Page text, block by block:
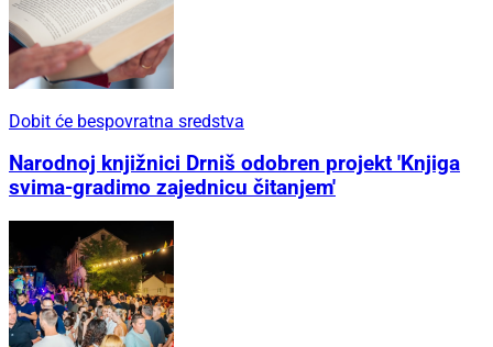
Dobit će bespovratna sredstva
Narodnoj knjižnici Drniš odobren projekt 'Knjiga
svima-gradimo zajednicu čitanjem'